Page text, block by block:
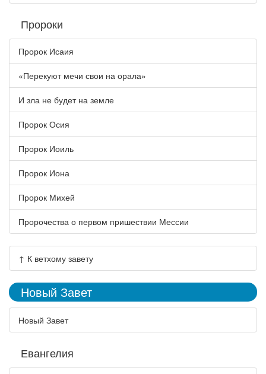
Пророки
Пророк Исаия
«Перекуют мечи свои на орала»
И зла не будет на земле
Пророк Осия
Пророк Иоиль
Пророк Иона
Пророк Михей
Пророчества о первом пришествии Мессии
↑ К ветхому завету
Новый Завет
Новый Завет
Евангелия